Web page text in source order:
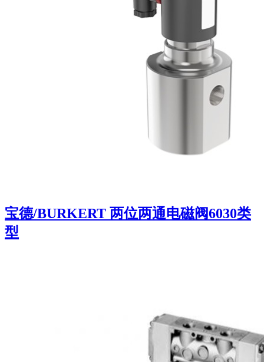
宝德/BURKERT 两位两通电磁阀6030类
型